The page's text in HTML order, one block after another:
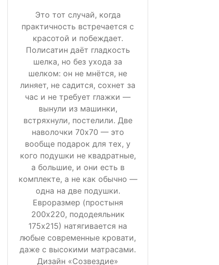
Это тот случай, когда
практичность встречается с
красотой и побеждает.
Полисатин даёт гладкость
шелка, но без ухода за
шелком: он не мнётся, не
линяет, не садится, сохнет за
час и не требует глажки —
вынули из машинки,
встряхнули, постелили. Две
наволочки 70х70 — это
вообще подарок для тех, у
кого подушки не квадратные,
а большие, и они есть в
комплекте, а не как обычно —
одна на две подушки.
Евроразмер (простыня
200х220, пододеяльник
175х215) натягивается на
любые современные кровати,
даже с высокими матрасами.
Дизайн «Созвездие»